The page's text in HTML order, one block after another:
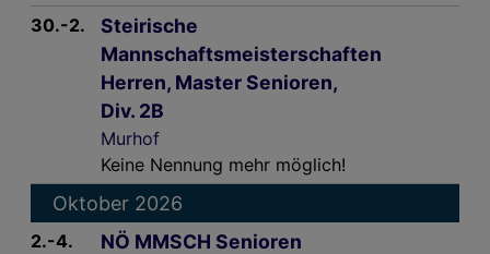
30.-2.
Steirische
Mannschaftsmeisterschaften
Herren, Master Senioren,
Div. 2B
Murhof
Keine Nennung mehr möglich!
Oktober 2026
2.-4.
NÖ MMSCH Senioren